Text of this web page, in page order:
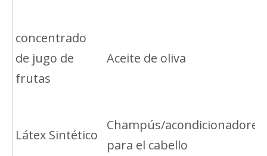
concentrado
de jugo de
frutas
Aceite de oliva
Látex Sintético
Champús/acondicionadores
para el cabello